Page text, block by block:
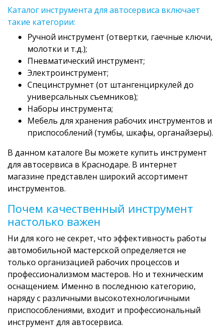
Каталог инструмента для автосервиса включает
такие категории:
Ручной инструмент (отвертки, гаечные ключи,
молотки и т.д.);
Пневматический инструмент;
Электроинструмент;
Специнструмнет (от штангенциркулей до
универсальных съемников);
Наборы инструмента;
Мебель для хранения рабочих инструментов и
приспособлений (тумбы, шкафы, органайзеры).
В данном каталоге Вы можете купить инструмент
для автосервиса в Краснодаре. В интернет
магазине представлен широкий ассортимент
инструментов.
Почем качественный инструмент
настолько важен
Ни для кого не секрет, что эффективность работы
автомобильной мастерской определяется не
только организацией рабочих процессов и
профессионализмом мастеров. Но и техническим
оснащением. Именно в последнюю категорию,
наряду с различными высокотехнологичными
приспособлениями, входит и профессиональный
инструмент для автосервиса.